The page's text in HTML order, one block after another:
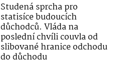
Studená sprcha pro
statisíce budoucích
důchodců. Vláda na
poslední chvíli couvla od
slibované hranice odchodu
do důchodu